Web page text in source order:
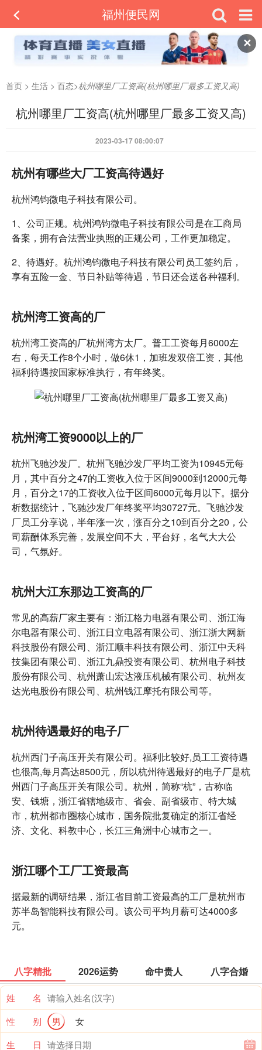
✕
福州便民网
首页 > 生活 > 百态>杭州哪里厂工资高(杭州哪里厂最多工资又高)
杭州哪里厂工资高(杭州哪里厂最多工资又高)
2023-03-17 08:00:07
杭州有哪些大厂工资高待遇好
杭州鸿钧微电子科技有限公司。
1、公司正规。杭州鸿钧微电子科技有限公司是在工商局
备案，拥有合法营业执照的正规公司，工作更加稳定。
2、待遇好。杭州鸿钧微电子科技有限公司员工签约后，
享有五险一金、节日补贴等待遇，节日还会送各种福利。
杭州湾工资高的厂
杭州湾工资高的厂杭州湾方太厂。普工工资每月6000左
右，每天工作8个小时，做6休1，加班发双倍工资，其他
福利待遇按国家标准执行，有年终奖。
杭州湾工资9000以上的厂
杭州飞驰沙发厂。杭州飞驰沙发厂平均工资为10945元每
月，其中百分之47的工资收入位于区间9000到12000元每
月，百分之17的工资收入位于区间6000元每月以下。据分
析数据统计，飞驰沙发厂年终奖平均30727元。飞驰沙发
厂员工分享说，半年涨一次，涨百分之10到百分之20，公
司薪酬体系完善，发展空间不大，平台好，名气大大公
司，气氛好。
杭州大江东那边工资高的厂
常见的高薪厂家主要有：浙江格力电器有限公司、浙江海
尔电器有限公司、浙江日立电器有限公司、浙江浙大网新
科技股份有限公司、浙江顺丰科技有限公司、浙江中天科
技集团有限公司、浙江九鼎投资有限公司、杭州电子科技
股份有限公司、杭州萧山宏达液压机械有限公司、杭州友
达光电股份有限公司、杭州钱江摩托有限公司等。
杭州待遇最好的电子厂
杭州西门子高压开关有限公司。福利比较好,员工工资待遇
也很高,每月高达8500元，所以杭州待遇最好的电子厂是杭
州西门子高压开关有限公司。杭州，简称“杭”，古称临
安、钱塘，浙江省辖地级市、省会、副省级市、特大城
市，杭州都市圈核心城市，国务院批复确定的浙江省经
济、文化、科教中心，长江三角洲中心城市之一。
浙江哪个工厂工资最高
据最新的调研结果，浙江省目前工资最高的工厂是杭州市
苏半岛智能科技有限公司。该公司平均月薪可达4000多
元。
八字精批 2026运势 命中贵人 八字合婚
姓 名
性 别
男
女
生 日